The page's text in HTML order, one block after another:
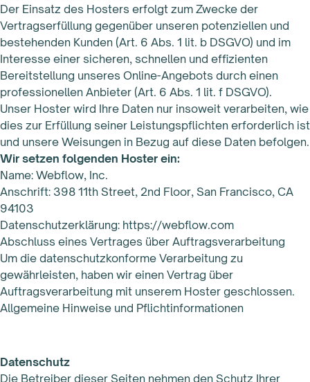
Der Einsatz des Hosters erfolgt zum Zwecke der
Vertragserfüllung gegenüber unseren potenziellen und
bestehenden Kunden (Art. 6 Abs. 1 lit. b DSGVO) und im
Interesse einer sicheren, schnellen und effizienten
Bereitstellung unseres Online-Angebots durch einen
professionellen Anbieter (Art. 6 Abs. 1 lit. f DSGVO).
Unser Hoster wird Ihre Daten nur insoweit verarbeiten, wie
dies zur Erfüllung seiner Leistungspflichten erforderlich ist
und unsere Weisungen in Bezug auf diese Daten befolgen.
Wir setzen folgenden Hoster ein:
Name: Webflow, Inc.
Anschrift: 398 11th Street, 2nd Floor, San Francisco, CA
94103
Datenschutzerklärung: https://webflow.com
Abschluss eines Vertrages über Auftragsverarbeitung
Um die datenschutzkonforme Verarbeitung zu
gewährleisten, haben wir einen Vertrag über
Auftragsverarbeitung mit unserem Hoster geschlossen.
Allgemeine Hinweise und Pflichtinformationen
Datenschutz
Die Betreiber dieser Seiten nehmen den Schutz Ihrer